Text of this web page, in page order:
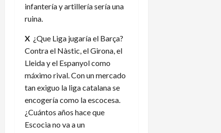
infantería y artillería sería una
ruina.
X ¿Que Liga jugaría el Barça?
Contra el Nàstic, el Girona, el
Lleida y el Espanyol como
máximo rival. Con un mercado
tan exiguo la liga catalana se
encogería como la escocesa.
¿Cuántos años hace que
Escocia no va a un